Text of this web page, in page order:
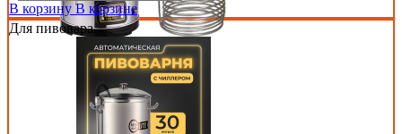
В корзину В корзине
Для пивовара